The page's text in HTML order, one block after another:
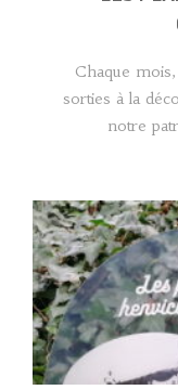
Chaque
sorties à la
notre